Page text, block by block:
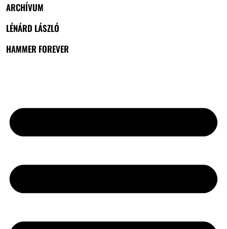
ARCHÍVUM
LÉNÁRD LÁSZLÓ
HAMMER FOREVER